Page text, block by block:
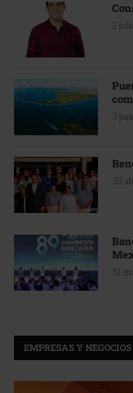
2
3
30
31
EMPRESAS Y NEGOCIOS